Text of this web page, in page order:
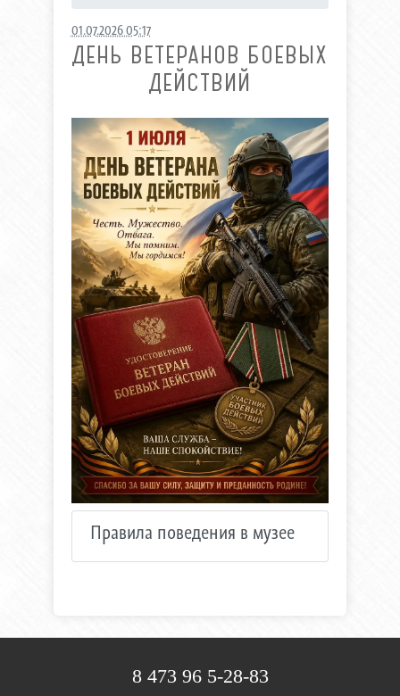
01.07.2026 05:17
ДЕНЬ ВЕТЕРАНОВ БОЕВЫХ
ДЕЙСТВИЙ
Правила поведения в музее
8 473 96 5-28-83